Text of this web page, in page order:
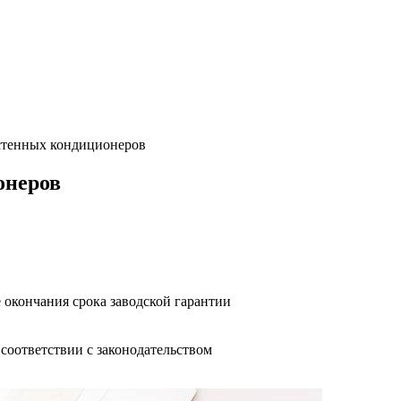
кондиционеров
срока заводской гарантии
с законодательством